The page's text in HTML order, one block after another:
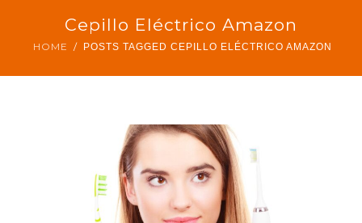
TRATAMIENTOS
SOBRE NOSOTROS
Cepillo Eléctrico Amazon
HOME POSTS TAGGED CEPILLO ELÉCTRICO AMAZON